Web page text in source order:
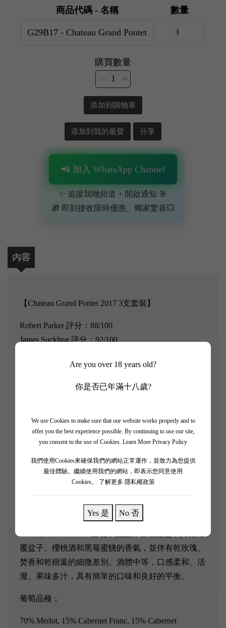
Are you over 18 years old?
你是否已年滿十八歲?
We use Cookies to make sure that our website works properly and to
offer you the best experience possible. By continuing to use our site,
you consent to the use of Cookies. Learn More Privacy Policy
我們使用Cookies來確保我們的網站正常運作，並致力為您提供
最佳體驗。繼續使用我們的網站，即表示您同意使用
Cookies。
了解更多 隱私權政策
Yes 是 No 否
商品代碼 - 名稱 數量
購買數量
添加到購物車
添加到我的最愛 分享
📲 加入 WhatsApp Channel
✨ 追蹤我哋頻道 + 開啟通知 🎯
🎁 即刻接收限時優惠、獨家驚喜💥
內容
【Chateau Grand Pontet 2017 3支套裝 】
Robert Parker 評分：88/100
James Suckling 評分：92/100
Chateau Grand Pontet在1980年被Becot家族從Barton和
熟悉，那是因為他們同時擁有著名的法國波爾多右岸
Emilion(聖埃美隆)的Chateau La Gomerie、Cotes de
Castillon 的Chateau Joanin Becot。
擁有佔地 14 公頃的葡萄園，葡萄園遍布大片石灰
岩、粘土石灰岩和沙粘土。莊園以梅洛（70%）為
主，輔以品麗珠（17.5%）、赤霞珠（7.5%）和馬爾
貝克（5%）。該酒在橡木桶中陳釀（90%為新木）。
覆盆子、櫻桃酒和黑莓蜜餞的香氣，並伴有乾玫瑰、
焚香和乾樹葉的細微差別。酒體中等，口感柔和、活
潑、果味多汁，具有簡單的口味和良好的平衡。
葡萄品種：
70% Merlot, 15% Cabernet Franc, 15% Cabernet